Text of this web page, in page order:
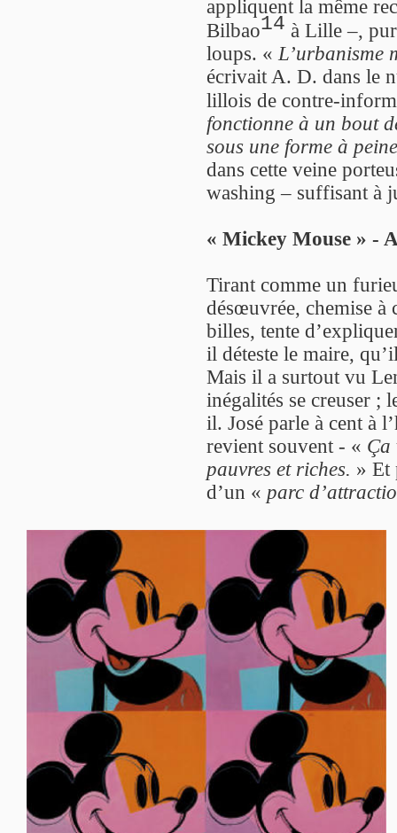
appliquent la même
Bilbao14 à Lille –,
loups. « L’urbanisme
écrivait A. D. dans le
lillois de contre-
fonctionne à un bout
sous une forme à
dans cette veine
washing – suffisant à
« Mickey Mouse » -
Tirant comme un
désœuvrée, chemise à
billes, tente
il déteste le maire,
Mais il a surtout vu
inégalités se creuser ;
il. José parle à cent à
revient souvent - « Ça
pauvres et riches. » Et
d’un « parc